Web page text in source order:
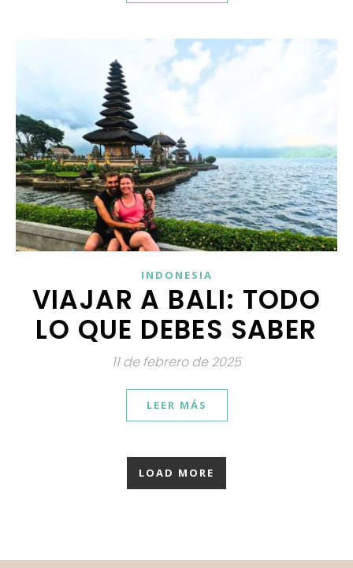
INDONESIA
VIAJAR A BALI: TODO
LO QUE DEBES SABER
11 de febrero de 2025
LEER MÁS
LOAD MORE